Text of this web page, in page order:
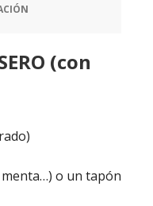
(con
menta…) o un tapón